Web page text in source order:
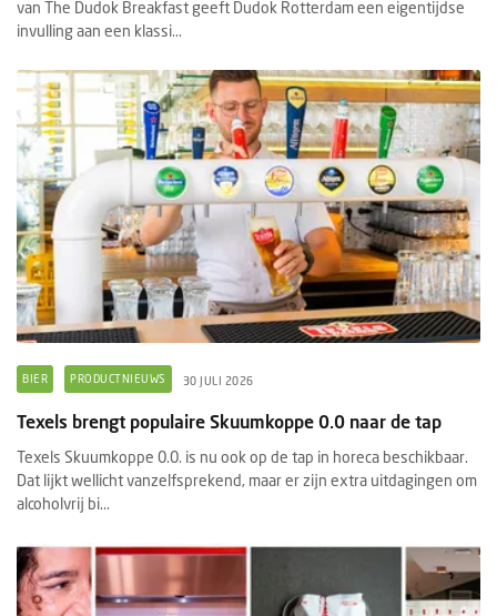
van The Dudok Breakfast geeft Dudok Rotterdam een eigentijdse
invulling aan een klassi...
BIER PRODUCTNIEUWS 30 JULI 2026
Texels brengt populaire Skuumkoppe 0.0 naar de tap
Texels Skuumkoppe 0.0. is nu ook op de tap in horeca beschikbaar.
Dat lijkt wellicht vanzelfsprekend, maar er zijn extra uitdagingen om
alcoholvrij bi...